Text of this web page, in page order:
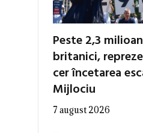
Peste 2,3
britanici,
cer încetarea
Mijlociu
7 august 2026
…